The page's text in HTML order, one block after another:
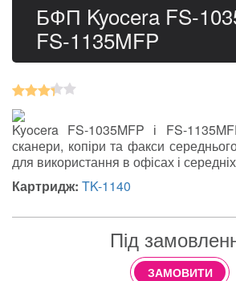
БФП Kyocera FS-
FS-1135MFP
Kyocera FS-1035MFP і FS-
сканери, копіри та факси
для використання в офісах і
Картридж: TK-1140
Під
ЗАМОВИТИ